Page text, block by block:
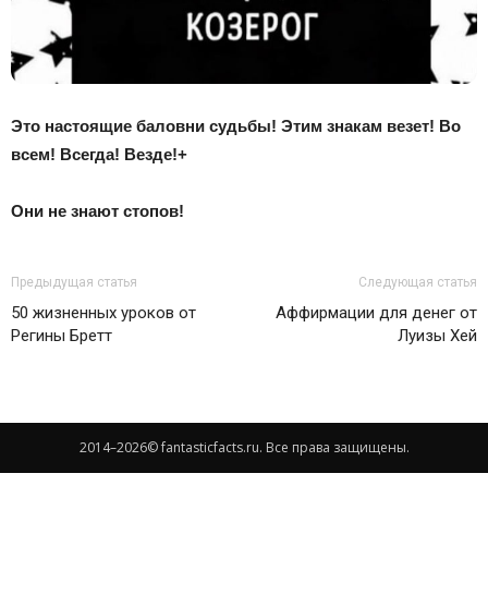
Это настоящие баловни судьбы! Этим знакам везет! Во
всем! Всегда! Везде!+
Они не знают стопов!
Предыдущая статья
50 жизненных уроков от
Регины Бретт
Следующая статья
Аффирмации для денег от
Луизы Хей
2014–2026© fantasticfacts.ru. Все права защищены.